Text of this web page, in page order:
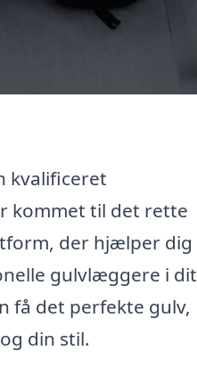
kvalificeret
kommet til det rette
der hjælper dig
gulvlæggere i dit
få det perfekte gulv,
din stil.